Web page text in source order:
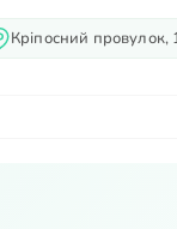
Кріпосний провулок,